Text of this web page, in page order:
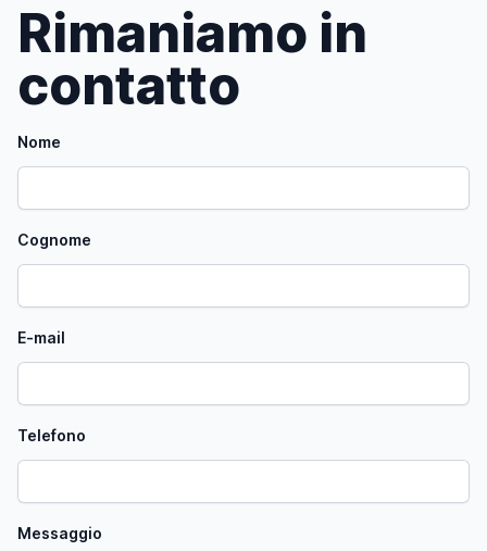
Rimaniamo in
contatto
Nome
Cognome
E-mail
Telefono
Messaggio